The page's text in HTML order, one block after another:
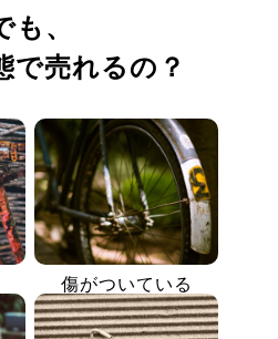
も、
で売れるの？
傷がついている